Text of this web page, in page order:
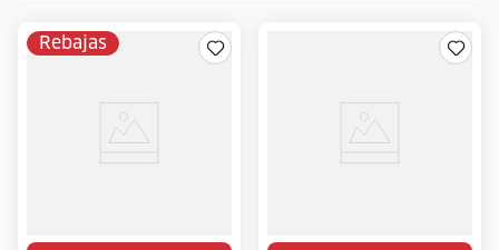
Rebajas